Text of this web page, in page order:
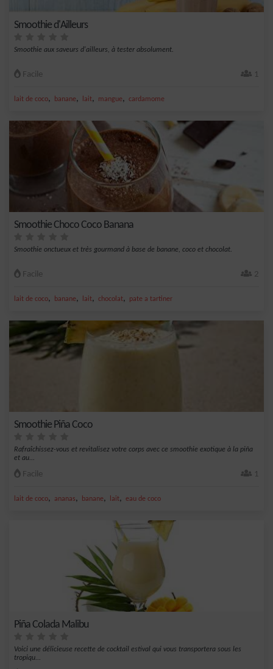
Smoothie d'Ailleurs
Smoothie aux saveurs d'ailleurs, à tester absolument.
Facile 1
lait de coco, banane, lait, mangue, cardamome
Smoothie Choco Coco Banana
Smoothie onctueux et très gourmand à base de banane, coco et chocolat.
Facile 2
lait de coco, banane, lait, chocolat, pate a tartiner
Smoothie Piña Coco
Rafraîchissez-vous et revitalisez votre corps avec ce smoothie exotique à la piña
et au...
Facile 1
lait de coco, ananas, banane, lait, eau de coco
Piña Colada Malibu
Voici une délicieuse recette de cocktail estival qui vous transportera sous les
tropiqu...